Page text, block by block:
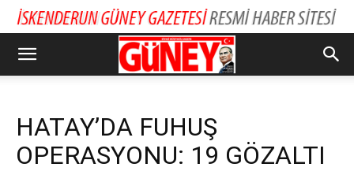
HATAY’DA FUHUŞ
OPERASYONU: 19 GÖZALTI